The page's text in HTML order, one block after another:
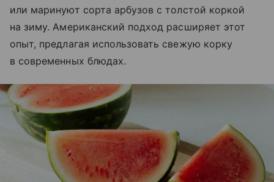
или маринуют сорта арбузов с толстой коркой
на зиму. Американский подход расширяет этот
опыт, предлагая использовать свежую корку
в современных блюдах.